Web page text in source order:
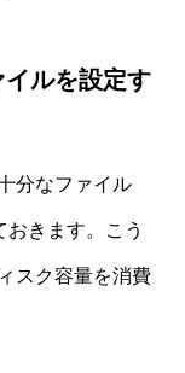
ルを設定す
分なファイル
おきます。こう
スク容量を消費